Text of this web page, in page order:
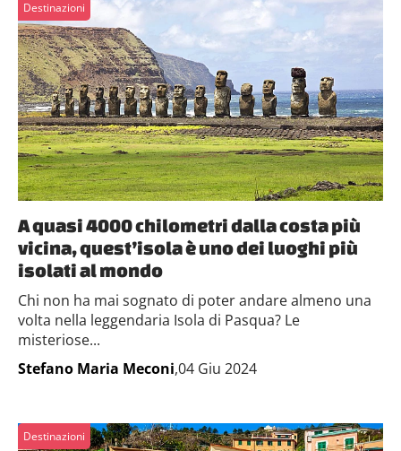
Destinazioni
A quasi 4000 chilometri dalla costa più
vicina, quest’isola è uno dei luoghi più
isolati al mondo
Chi non ha mai sognato di poter andare almeno una
volta nella leggendaria Isola di Pasqua? Le
misteriose...
Stefano Maria Meconi,04 Giu 2024
Destinazioni